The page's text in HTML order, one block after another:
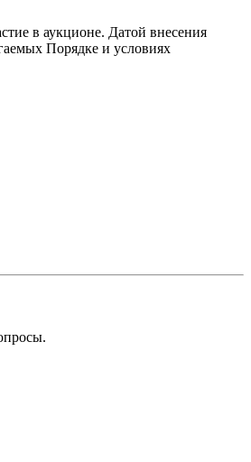
в аукционе. Датой внесения
Порядке и условиях